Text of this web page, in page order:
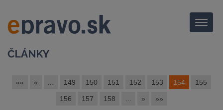
Menu
ČLÁNKY
«« « 149 150 151 152 153 154 155
156 157 158 » »»